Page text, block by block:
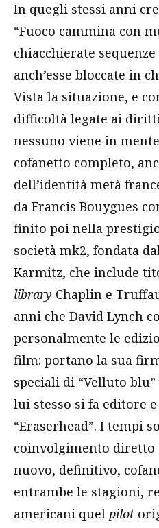
In quegli stessi anni
“Fuoco cammina con
chiacchierate
anch’esse bloccate in
Vista la situazione, e
difficoltà legate ai
nessuno viene in
cofanetto completo,
dell’identità metà
da Francis Bouygues
finito poi nella
società mk2, fondata
Karmitz, che include
library Chaplin e
anni che David Lynch
personalmente le
film: portano la sua
speciali di “Velluto blu”
lui stesso si fa editore
“Eraserhead”. I tempi
coinvolgimento diretto
nuovo, definitivo,
entrambe le stagioni,
americani quel pilot